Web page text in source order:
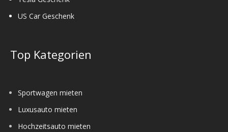
US Car Geschenk
Top Kategorien
Sportwagen mieten
Luxusauto mieten
Hochzeitsauto mieten